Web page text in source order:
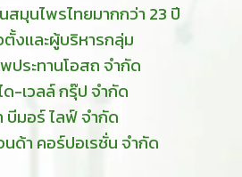
มุนไพรไทยมากกว่า 23 ปี
งเเละผู้บริหารกลุ่ม
ประทานโอสถ จำกัด
ด-เวลล์ กรุ๊ป จำกัด
บีมอร์ ไลฟ์ จำกัด
นด้า คอร์ปอเรชั่น จำกัด